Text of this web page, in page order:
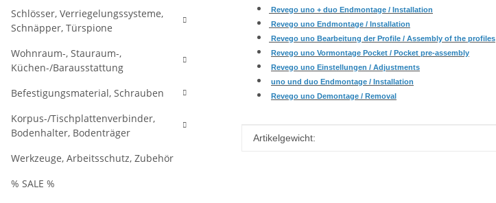
Revego uno + duo Endmontage / Installation
Revego uno Endmontage / Installation
Revego uno Bearbeitung der Profile / Assembly of the profiles
Revego uno Vormontage Pocket / Pocket pre-assembly
Revego uno Einstellungen / Adjustments
uno und duo Endmontage / Installation
Revego uno Demontage / Removal
Produkteigenschaft
Wert
Artikelgewicht:
Schlösser, Verriegelungssysteme,
Schnäpper, Türspione
Wohnraum-, Stauraum-,
Küchen-/Barausstattung
Befestigungsmaterial, Schrauben
Korpus-/Tischplattenverbinder,
Bodenhalter, Bodenträger
Werkzeuge, Arbeitsschutz, Zubehör
% SALE %